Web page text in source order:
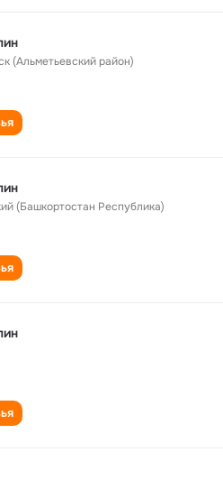
(Альметьевский район)
(Башкортостан Республика)